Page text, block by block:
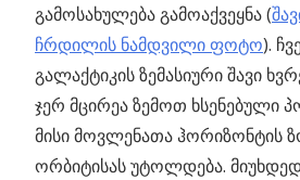
გამოსახულება გამოაქვეყნა (
ჩრდილის ნამდვილი ფოტო).
გალაქტიკის ზემასიური შავი
ჯერ მცირეა ზემოთ ხსენებული
მისი მოვლენათა ჰორიზონტის
ორბიტისას უტოლდება.